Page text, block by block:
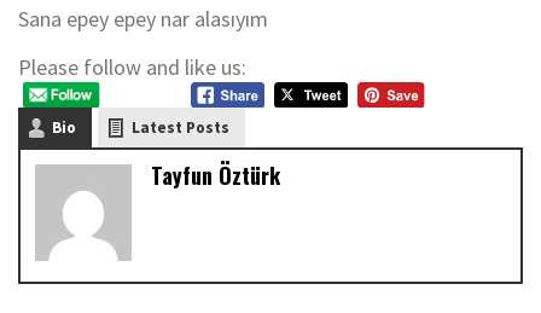
Sana epey epey nar alasıyım
Please follow and like us:
Bio Latest Posts
Tayfun Öztürk